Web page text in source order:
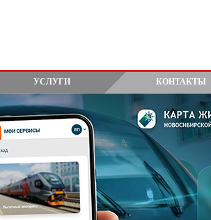
УСЛУГИ КОНТАКТЫ